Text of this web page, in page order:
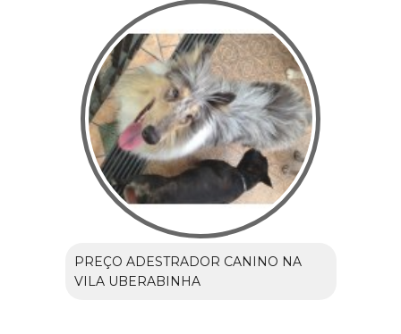
PREÇO ADESTRADOR CANINO NA
VILA UBERABINHA